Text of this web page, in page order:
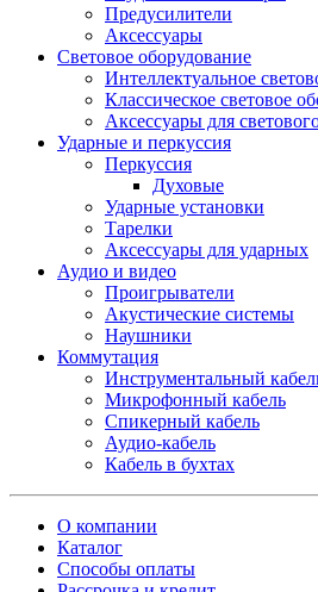
Предусилители
Аксессуары
Световое оборудование
Интеллектуальное
Классическое световое
Аксессуары для
Ударные и перкуссия
Перкуссия
Духовые
Ударные установки
Тарелки
Аксессуары для ударных
Аудио и видео
Проигрыватели
Акустические системы
Наушники
Коммутация
Инструментальный
Микрофонный кабель
Спикерный кабель
Аудио-кабель
Кабель в бухтах
О компании
Каталог
Способы оплаты